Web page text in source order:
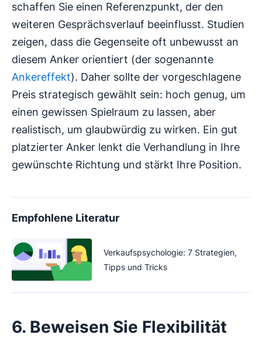
schaffen Sie einen Referenzpunkt, der den
weiteren Gesprächsverlauf beeinflusst. Studien
zeigen, dass die Gegenseite oft unbewusst an
diesem Anker orientiert (der sogenannte
Ankereffekt). Daher sollte der vorgeschlagene
Preis strategisch gewählt sein: hoch genug, um
einen gewissen Spielraum zu lassen, aber
realistisch, um glaubwürdig zu wirken. Ein gut
platzierter Anker lenkt die Verhandlung in Ihre
gewünschte Richtung und stärkt Ihre Position.
Empfohlene Literatur
Verkaufspsychologie: 7 Strategien,
Tipps und Tricks
6. Beweisen Sie Flexibilität